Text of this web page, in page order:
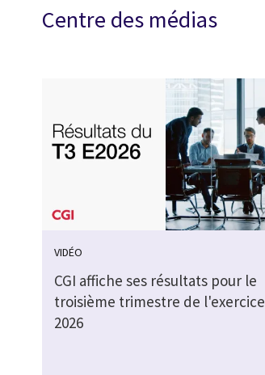
Centre des médias
VIDÉO
CGI affiche ses résultats pour le
troisième trimestre de l'exercice
2026